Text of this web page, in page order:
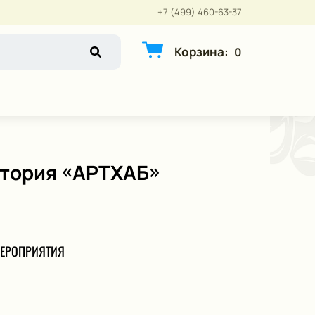
+7 (499) 460-63-37
Корзина: 0
«АРТХАБ»